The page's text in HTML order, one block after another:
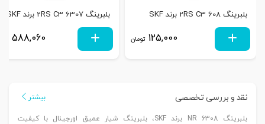
بلبرینگ 608 2RS C3 برند SKF
125,000 تومان
بلبرینگ 6307 2RS C3 برند SKF
588,060
نقد و بررسی تخصصی بیشتر
بلبرینگ 6308 NR برند SKF، بلبرینگ شیار عمیق اورجینال با کیفیت